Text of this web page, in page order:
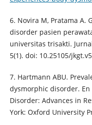
6. Novira M, Pratama A.
disorder pasien
universitas trisakti.
5(1). doi: 10.25105/
7. Hartmann ABU.
dysmorphic disorder.
Disorder: Advances in
York: Oxford University